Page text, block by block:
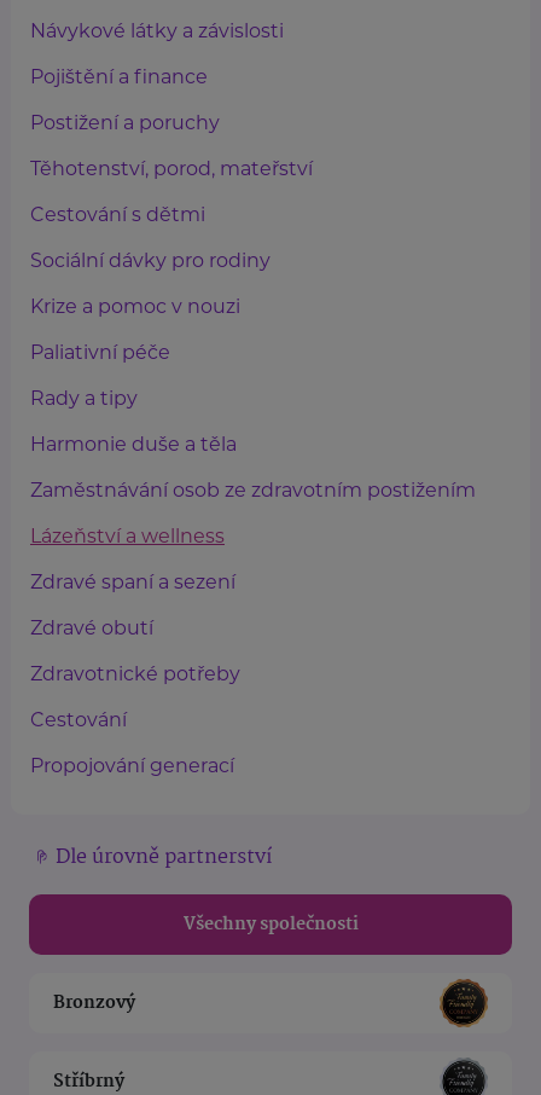
Návykové látky a závislosti
Pojištění a finance
Postižení a poruchy
Těhotenství, porod, mateřství
Cestování s dětmi
Sociální dávky pro rodiny
Krize a pomoc v nouzi
Paliativní péče
Rady a tipy
Harmonie duše a těla
Zaměstnávání osob ze zdravotním postižením
Lázeňství a wellness
Zdravé spaní a sezení
Zdravé obutí
Zdravotnické potřeby
Cestování
Propojování generací
Dle úrovně partnerství
Všechny společnosti
Bronzový
Stříbrný